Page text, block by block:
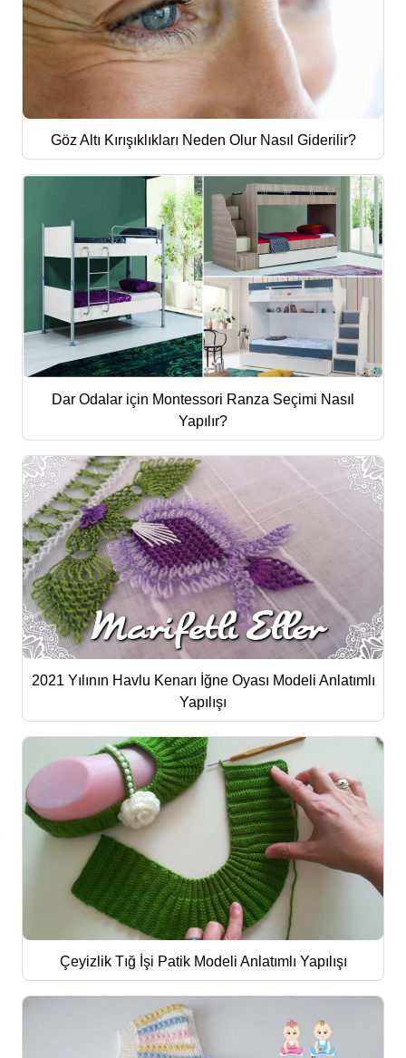
Göz Altı Kırışıklıkları Neden Olur Nasıl Giderilir?
Dar Odalar için Montessori Ranza Seçimi Nasıl
Yapılır?
2021 Yılının Havlu Kenarı İğne Oyası Modeli Anlatımlı
Yapılışı
Çeyizlik Tığ İşi Patik Modeli Anlatımlı Yapılışı